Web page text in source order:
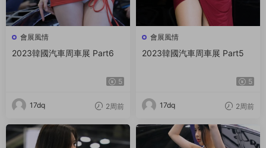
會展風情
2023韓國汽車周車展 Part6
5
17dq 2周前
會展風情
2023韓國汽車周車展 Part5
5
17dq 2周前